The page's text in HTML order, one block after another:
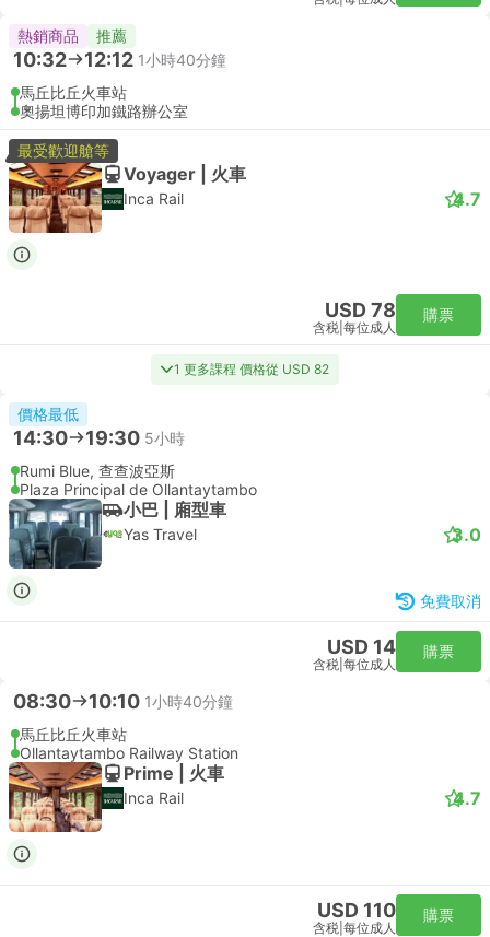
熱銷商品 推薦
10:32 12:12 1小時40分鐘
馬丘比丘火車站
奧揚坦博印加鐵路辦公室
最受歡迎艙等
Voyager | 火車
Inca Rail 4.7
USD 78
含税 每位成人
購票
1 更多課程 價格從 USD 82
價格最低
14:30 19:30 5小時
Rumi Blue, 查查波亞斯
Plaza Principal de Ollantaytambo
小巴 | 廂型車
Yas Travel 3.0
免費取消
USD 14
含税 每位成人
購票
08:30 10:10 1小時40分鐘
馬丘比丘火車站
Ollantaytambo Railway Station
Prime | 火車
Inca Rail 4.7
USD 110
含税 每位成人
購票